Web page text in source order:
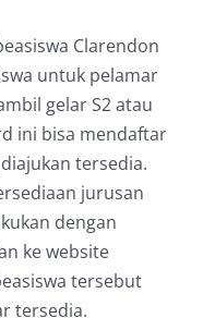
Clarendon
untuk pelamar
gelar S2 atau
ini bisa mendaftar
tersedia.
jurusan
dengan
ke website
tersebut
tersedia.